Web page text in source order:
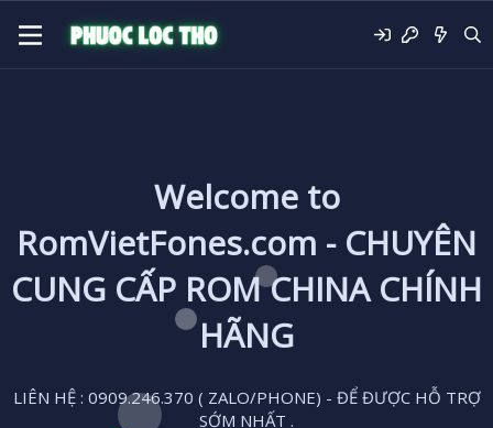
Welcome to
RomVietFones.com - CHUYÊN
CUNG CẤP ROM CHINA CHÍNH
HÃNG
LIÊN HỆ : 0909.246.370 ( ZALO/PHONE) - ĐỂ ĐƯỢC HỖ TRỢ
SỚM NHẤT .